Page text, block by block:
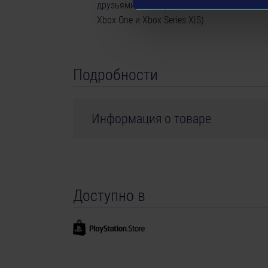
друзьями на ПК (например, через Steam и
Xbox One и Xbox Series X|S)
Подробности
Информация о товаре
©2023 Published and distributed by astragon
are trademarks or registered trademarks of
Доступно в